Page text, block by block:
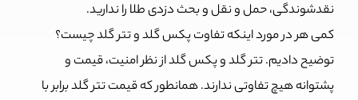
نقدشوندگی، حمل و نقل و بحث‌ دزدی طلا را ندارید.
کمی هر در مورد اینکه تفاوت پکس گلد و تتر گلد چیست؟
توضیح دادیم. تتر گلد و پکس گلد از نظر امنیت، قیمت و
پشتوانه هیچ تفاوتی ندارند. همانطور که قیمت تتر گلد برابر با